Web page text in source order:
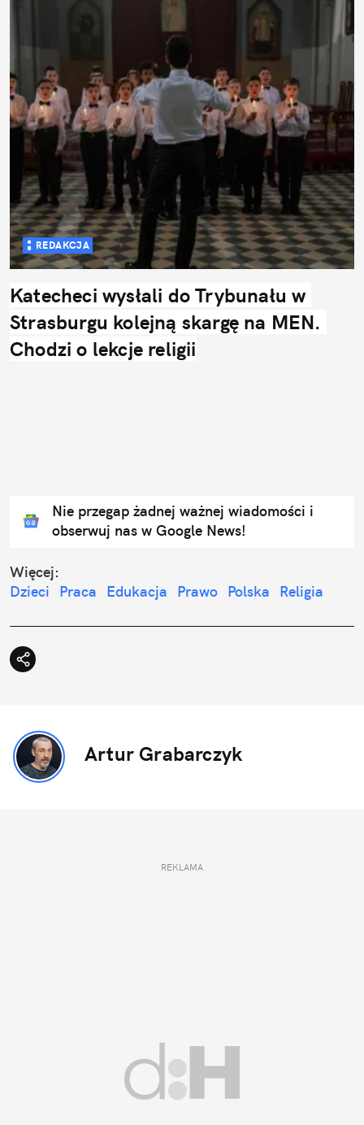
REDAKCJA
Katecheci wysłali do Trybunału w
Strasburgu kolejną skargę na MEN.
Chodzi o lekcje religii
Nie przegap żadnej ważnej wiadomości i
obserwuj nas w Google News!
Więcej:
Dzieci
Praca Edukacja Prawo Polska Religia
Artur Grabarczyk
REKLAMA